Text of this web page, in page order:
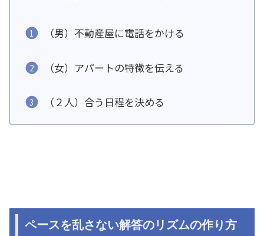
（男）不動産屋に電話をかける
（女）アパートの特徴を伝える
（２人）合う日程を決める
ペースを乱さない解答のリズムの作り方